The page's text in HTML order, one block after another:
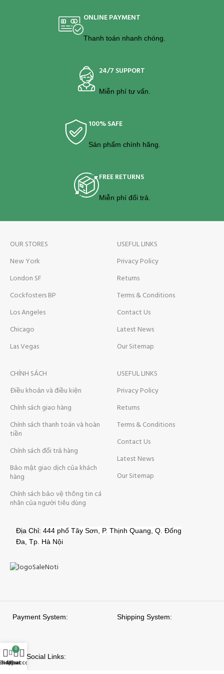
30838-
target=""] [button size="medium"
link="https://shp.ee/kct2ncd"
style="alert" text="MUA TRÊN
SHOPEE"
ONLINE PAYMENT
Thanh toán nhanh chóng.
24/7 SUPPORT
Miễn phí tư vấn.
100% SAFE
Sản phẩm chính hãng.
FREE RETURNS
Miễn phí đổi trả.
OUR STORES
New York
London SF
Cockfosters BP
Los Angeles
Chicago
Las Vegas
USEFUL LINKS
Privacy Policy
Returns
Terms & Conditions
Contact Us
Latest News
Our Sitemap
CHÍNH SÁCH
Điều khoản và điều kiện
Chính sách giao hàng
Chính sách thanh toán và hoàn
tiền
Chính sách đổi trả hàng
Bảo mật giao dịch của khách
hàng
Chính sách bảo vệ thông tin cá
nhân của người tiêu dùng
USEFUL LINKS
Privacy Policy
Returns
Terms & Conditions
Contact Us
Latest News
Our Sitemap
Địa Chỉ:444 phố Tây Sơn, P. Thịnh Quang, Q. Đống
Đa, Tp. Hà Nội
Payment System: Shipping System:
Our Social Links:
Sidebar
0
Cart
My account